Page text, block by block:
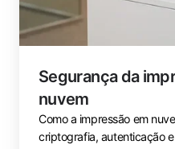
Segurança da
nuvem
Como a impressão em
criptografia, autenticação